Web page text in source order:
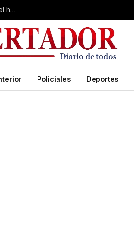
Juicio por Loan: la falsa alarma, Soria obstaculizando una diligencia y el hotel de la «banda»:
Policiales Deportes